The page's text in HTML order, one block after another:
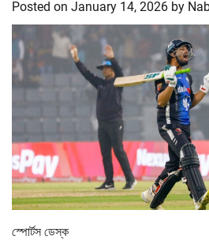
Posted on January 14, 2026 by
স্পোর্টস ডেস্ক